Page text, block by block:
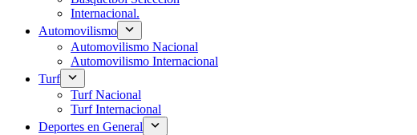
Internacional.
Automovilismo
Automovilismo Nacional
Automovilismo Internacional
Turf
Turf Nacional
Turf Internacional
Deportes en General